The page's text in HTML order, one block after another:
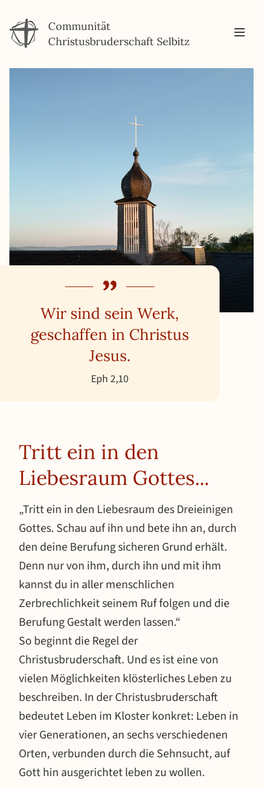
Communität
Christusbruderschaft Selbitz
Wir sind sein Werk,
geschaffen in Christus
Jesus.
Eph 2,10
Tritt ein in den
Liebesraum Gottes...
„Tritt ein in den Liebesraum des Dreieinigen
Gottes. Schau auf ihn und bete ihn an, durch
den deine Berufung sicheren Grund erhält.
Denn nur von ihm, durch ihn und mit ihm
kannst du in aller menschlichen
Zerbrechlichkeit seinem Ruf folgen und die
Berufung Gestalt werden lassen.“
So beginnt die Regel der
Christusbruderschaft. Und es ist eine von
vielen Möglichkeiten klösterliches Leben zu
beschreiben. In der Christusbruderschaft
bedeutet Leben im Kloster konkret: Leben in
vier Generationen, an sechs verschiedenen
Orten, verbunden durch die Sehnsucht, auf
Gott hin ausgerichtet leben zu wollen.